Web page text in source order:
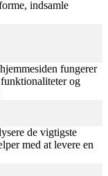
indsamle
fungerer
og
de vigtigste
med at levere en